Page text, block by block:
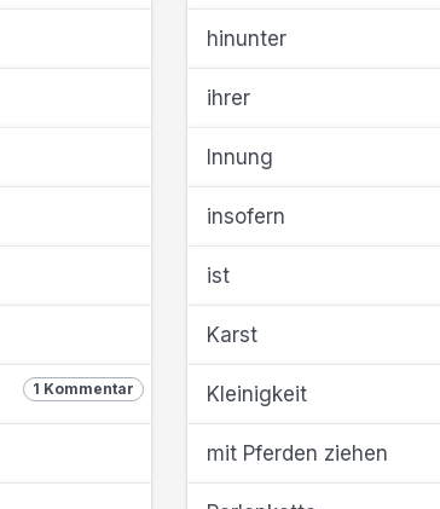
1 Kommentar
hinunter
ihrer
Innung
insofern
ist
Karst
Kleinigkeit
mit Pferden ziehen